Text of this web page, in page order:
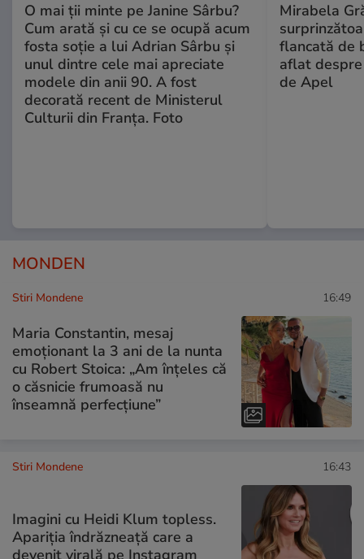
O mai ții minte pe Janine Sârbu?
Cum arată și cu ce se ocupă acum
fosta soție a lui Adrian Sârbu și
unul dintre cele mai apreciate
modele din anii 90. A fost
decorată recent de Ministerul
Culturii din Franța. Foto
Mirabela
flancată de
aflat
de Apel
MONDEN
Stiri Mondene 16:49
Maria Constantin, mesaj
emoționant la 3 ani de la nunta
cu Robert Stoica: „Am înțeles că
o căsnicie frumoasă nu
înseamnă perfecțiune”
Stiri Mondene 16:43
Imagini cu Heidi Klum topless.
Apariția îndrăzneață care a
devenit virală pe Instagram